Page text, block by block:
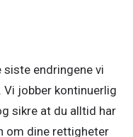
siste endringene vi
jobber kontinuerlig
sikre at du alltid har
om dine rettigheter